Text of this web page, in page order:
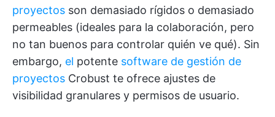
proyectos son demasiado rígidos o demasiado
permeables (ideales para la colaboración, pero
no tan buenos para controlar quién ve qué). Sin
embargo, el potente software de gestión de
proyectos Crobust te ofrece ajustes de
visibilidad granulares y permisos de usuario.